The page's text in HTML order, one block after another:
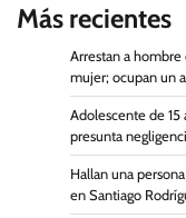
Más recientes
Arrestan a
mujer; ocupan un
Adolescente de 15
presunta
Hallan una
en Santiago